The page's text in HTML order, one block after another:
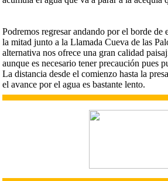
Podremos regresar andando por el borde
la mitad junto a la Llamada Cueva de las
alternativa nos ofrece una gran calidad
aunque es necesario tener precaución pues
La distancia desde el comienzo hasta la
el avance por el agua es bastante lento.